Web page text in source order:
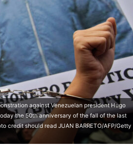
against Venezuelan president Hugo
the 50th anniversary of the fall of the last
credit should read JUAN BARRETO/AFP/Getty